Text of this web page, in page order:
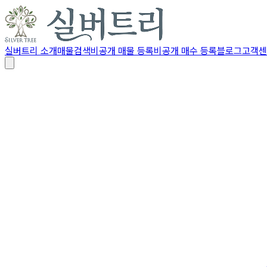
실버트리 소개매물검색비공개 매물 등록비공개 매수 등록블로그고객